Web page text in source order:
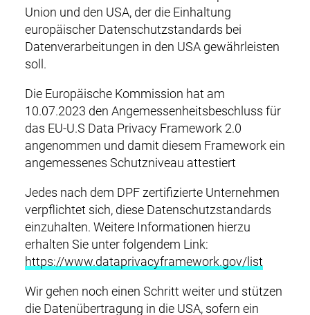
Union und den USA, der die Einhaltung
europäischer Datenschutzstandards bei
Datenverarbeitungen in den USA gewährleisten
soll.
Die Europäische Kommission hat am
10.07.2023 den Angemessenheitsbeschluss für
das EU-U.S Data Privacy Framework 2.0
angenommen und damit diesem Framework ein
angemessenes Schutzniveau attestiert
Jedes nach dem DPF zertifizierte Unternehmen
verpflichtet sich, diese Datenschutzstandards
einzuhalten. Weitere Informationen hierzu
erhalten Sie unter folgendem Link:
https://www.dataprivacyframework.gov/list
Wir gehen noch einen Schritt weiter und stützen
die Datenübertragung in die USA, sofern ein